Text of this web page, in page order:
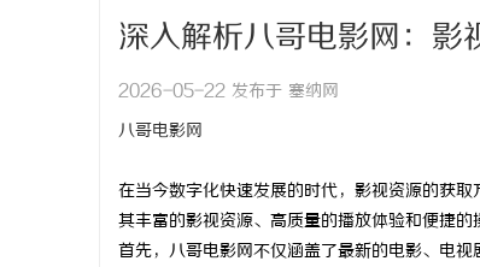
深入解析八哥电影网：影
2026-05-22 发布于 塞纳网
八哥电影网
在当今数字化快速发展的时代，影视资源的获
其丰富的影视资源、高质量的播放体验和便捷
首先，八哥电影网不仅涵盖了最新的电影、电